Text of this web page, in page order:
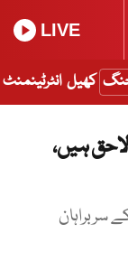
LIVE
جنگ کھیل انٹرٹینمنٹ
ہیں،
سربراہان